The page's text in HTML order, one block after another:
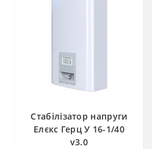
Стабілізатор напруги
Елєкс Герц У 16-1/40
v3.0